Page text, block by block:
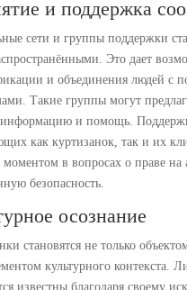
и поддержка
сети и группы поддержки
Это дает
и объединения людей с
Такие группы могут
и помощь.
как куртизанок, так и их
в вопросах о праве на
безопасность.
осознание
становятся не только
культурного контекста.
известны благодаря своему